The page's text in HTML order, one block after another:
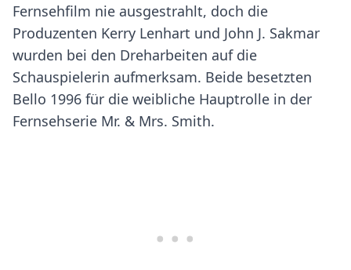
Fernsehfilm nie ausgestrahlt, doch die
Produzenten Kerry Lenhart und John J. Sakmar
wurden bei den Dreharbeiten auf die
Schauspielerin aufmerksam. Beide besetzten
Bello 1996 für die weibliche Hauptrolle in der
Fernsehserie Mr. & Mrs. Smith.